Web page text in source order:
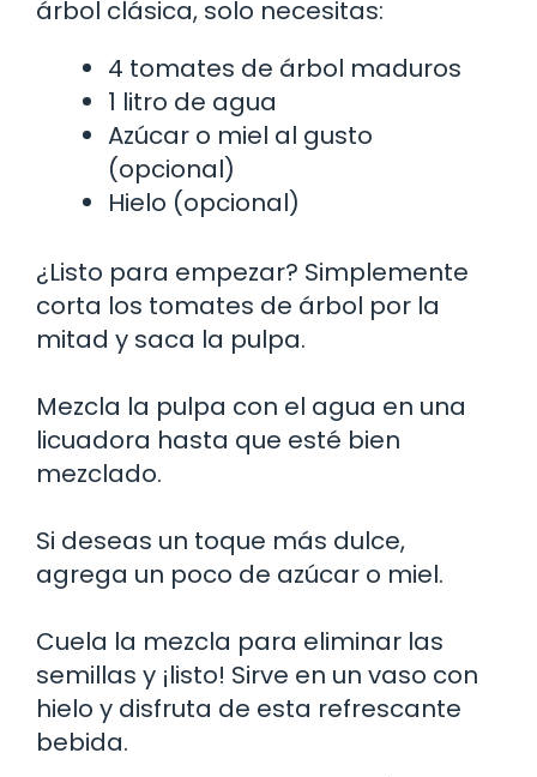
árbol clásica, solo necesitas:
4 tomates de árbol maduros
1 litro de agua
Azúcar o miel al gusto
(opcional)
Hielo (opcional)
¿Listo para empezar? Simplemente
corta los tomates de árbol por la
mitad y saca la pulpa.
Mezcla la pulpa con el agua en una
licuadora hasta que esté bien
mezclado.
Si deseas un toque más dulce,
agrega un poco de azúcar o miel.
Cuela la mezcla para eliminar las
semillas y ¡listo! Sirve en un vaso con
hielo y disfruta de esta refrescante
bebida.